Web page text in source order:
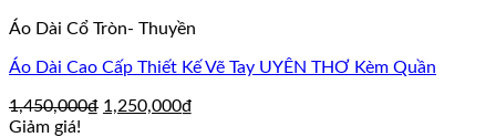
Áo Dài Cổ Tròn- Thuyền
Áo Dài Cao Cấp Thiết Kế Vẽ Tay UYÊN THƠ Kèm Quần
1,450,000₫ Giá
1,250,000₫
Giảm giá!